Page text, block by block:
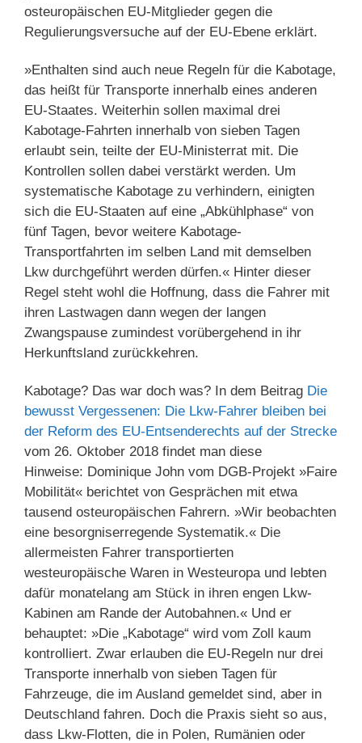
osteuropäischen EU-Mitglieder gegen die
Regulierungsversuche auf der EU-Ebene erklärt.
»Enthalten sind auch neue Regeln für die Kabotage,
das heißt für Transporte innerhalb eines anderen
EU-Staates. Weiterhin sollen maximal drei
Kabotage-Fahrten innerhalb von sieben Tagen
erlaubt sein, teilte der EU-Ministerrat mit. Die
Kontrollen sollen dabei verstärkt werden. Um
systematische Kabotage zu verhindern, einigten
sich die EU-Staaten auf eine „Abkühlphase“ von
fünf Tagen, bevor weitere Kabotage-
Transportfahrten im selben Land mit demselben
Lkw durchgeführt werden dürfen.« Hinter dieser
Regel steht wohl die Hoffnung, dass die Fahrer mit
ihren Lastwagen dann wegen der langen
Zwangspause zumindest vorübergehend in ihr
Herkunftsland zurückkehren.
Kabotage? Das war doch was? In dem Beitrag Die
bewusst Vergessenen: Die Lkw-Fahrer bleiben bei
der Reform des EU-Entsenderechts auf der Strecke
vom 26. Oktober 2018 findet man diese
Hinweise: Dominique John vom DGB-Projekt »Faire
Mobilität« berichtet von Gesprächen mit etwa
tausend osteuropäischen Fahrern. »Wir beobachten
eine besorgniserregende Systematik.« Die
allermeisten Fahrer transportierten
westeuropäische Waren in Westeuropa und lebten
dafür monatelang am Stück in ihren engen Lkw-
Kabinen am Rande der Autobahnen.« Und er
behauptet: »Die „Kabotage“ wird vom Zoll kaum
kontrolliert. Zwar erlauben die EU-Regeln nur drei
Transporte innerhalb von sieben Tagen für
Fahrzeuge, die im Ausland gemeldet sind, aber in
Deutschland fahren. Doch die Praxis sieht so aus,
dass Lkw-Flotten, die in Polen, Rumänien oder